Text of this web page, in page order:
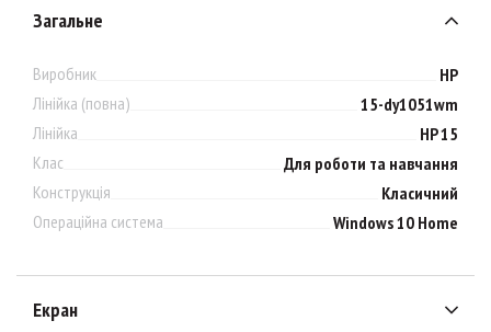
Загальне
Виробник
HP
Лінійка (повна)
15-dy1051wm
Лінійка
HP 15
Клас
Для роботи та навчання
Конструкція
Класичний
Операційна система
Windows 10 Home
Екран